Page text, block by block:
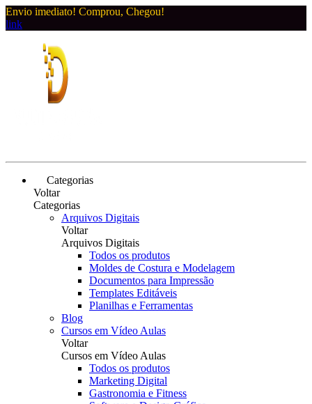
Envio imediato! Comprou, Chegou!
link
Categorias
Voltar
Categorias
Arquivos Digitais
Voltar
Arquivos Digitais
Todos os produtos
Moldes de Costura e Modelagem
Documentos para Impressão
Templates Editáveis
Planilhas e Ferramentas
Blog
Cursos em Vídeo Aulas
Voltar
Cursos em Vídeo Aulas
Todos os produtos
Marketing Digital
Gastronomia e Fitness